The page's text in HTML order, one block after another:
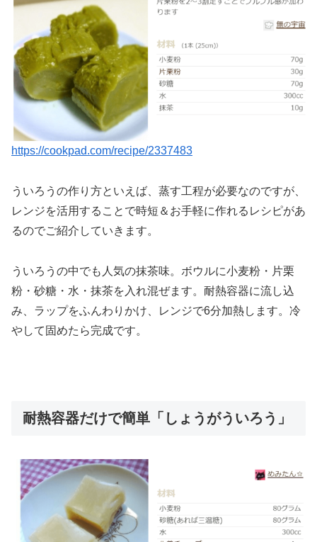
https://cookpad.com/recipe/2337483
ういろうの作り方といえば、蒸す工程が必要なのですが、
レンジを活用することで時短＆お手軽に作れるレシピがあ
るのでご紹介していきます。
ういろうの中でも人気の抹茶味。ボウルに小麦粉・片栗
粉・砂糖・水・抹茶を入れ混ぜます。耐熱容器に流し込
み、ラップをふんわりかけ、レンジで6分加熱します。冷
やして固めたら完成です。
耐熱容器だけで簡単「しょうがういろう」